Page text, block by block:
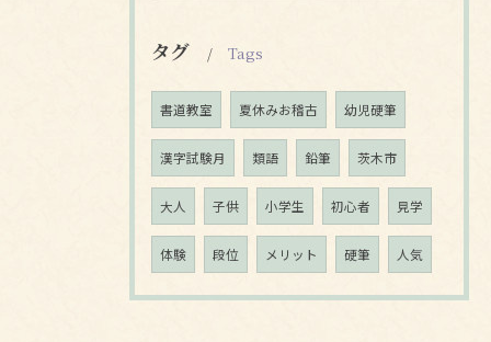
タグ Tags
書道教室 夏休みお稽古 幼児硬筆
漢字試験月 類語 鉛筆 茨木市
大人 子供 小学生 初心者 見学
体験 段位 メリット 硬筆 人気